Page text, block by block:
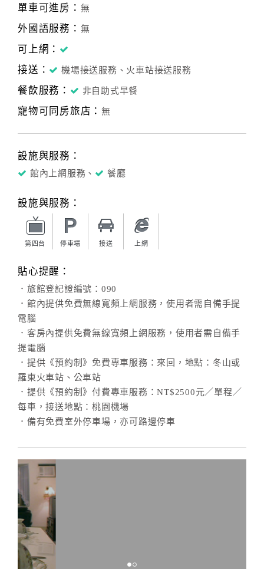
單車可進房： 無
外國語服務： 無
可上網：
接送：
機場接送服務、火車站接送服務
餐飲服務： 非自助式早餐
寵物可同房旅店： 無
設施與服務：
館內上網服務、 餐廳
設施與服務：
第四台 停車場 接送 上網
貼心提醒：
．旅館登記證編號：090
．館內提供免費無線寬頻上網服務，使用者需自備手提
電腦
．客房內提供免費無線寬頻上網服務，使用者需自備手
提電腦
．提供《預約制》免費專車服務：來回，地點：冬山或
羅東火車站、公車站
．提供《預約制》付費專車服務：NT$2500元／單程／
每車，接送地點：桃園機場
．備有免費室外停車場，亦可路邊停車